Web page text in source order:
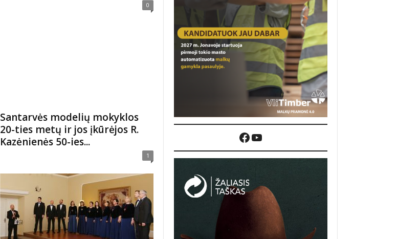
0
Santarvės modelių mokyklos
20-ties metų ir jos įkūrėjos R.
Kazėnienės 50-ies...
1
Facebook YouTube